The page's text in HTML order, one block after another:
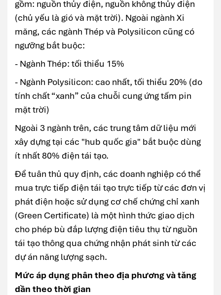
gồm: nguồn thủy điện, nguồn không thủy điện
(chủ yếu là gió và mặt trời). Ngoài ngành Xi
măng, các ngành Thép và Polysilicon cũng có
ngưỡng bắt buộc:
- Ngành Thép: tối thiểu 15%
- Ngành Polysilicon: cao nhất, tối thiểu 20% (do
tính chất “xanh” của chuỗi cung ứng tấm pin
mặt trời)
Ngoài 3 ngành trên, các trung tâm dữ liệu mới
xây dựng tại các "hub quốc gia" bắt buộc dùng
ít nhất 80% điện tái tạo.
Để tuân thủ quy định, các doanh nghiệp có thể
mua trực tiếp điện tái tạo trực tiếp từ các đơn vị
phát điện hoặc sử dụng cơ chế chứng chỉ xanh
(Green Certificate) là một hình thức giao dịch
cho phép bù đắp lượng điện tiêu thụ từ nguồn
tái tạo thông qua chứng nhận phát sinh từ các
dự án năng lượng sạch.
Mức áp dụng phân theo địa phương và tăng
dần theo thời gian